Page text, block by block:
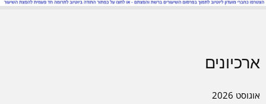
ארכיונים
אוגוסט 2026